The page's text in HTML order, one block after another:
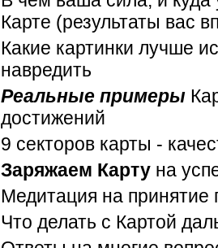
Карте (результаты вас
Какие картинки лучше
навредить
Реальные примеры
достижений
9 секторов карты -
Заряжаем Карту на
Медитация на принятие
Что делать с Картой